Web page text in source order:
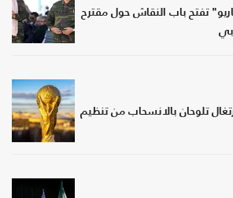
تفتح باب النقاش حول مقترح
تلوحان بالانسحاب من تنظيم